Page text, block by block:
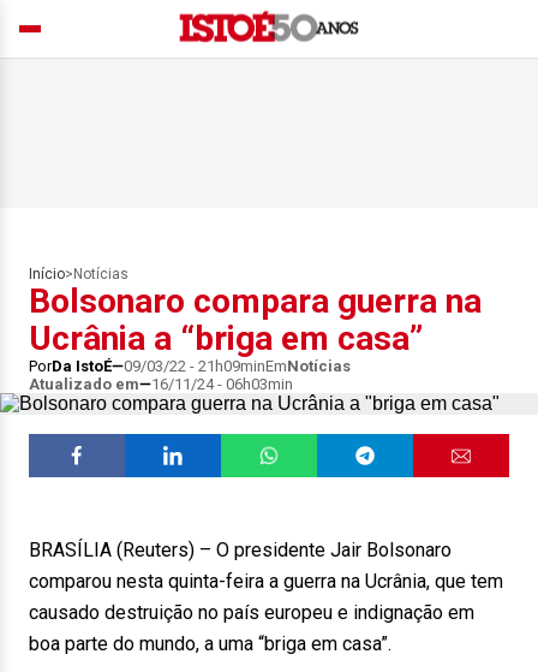
Início> Notícias
Bolsonaro compara guerra na
Ucrânia a “briga em casa”
PorDa IstoÉ 09/03/22 - 21h09minEmNotícias
Atualizado em
16/11/24 - 06h03min
BRASÍLIA (Reuters) – O presidente Jair Bolsonaro
comparou nesta quinta-feira a guerra na Ucrânia, que tem
causado destruição no país europeu e indignação em
boa parte do mundo, a uma “briga em casa”.